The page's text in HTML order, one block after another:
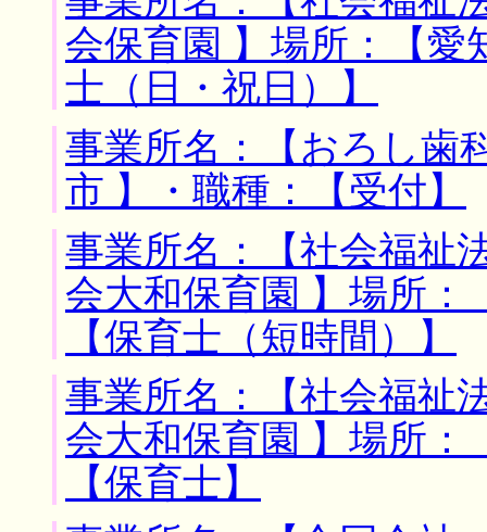
会保育園 】場所：【愛
士（日・祝日）】
事業所名：【おろし歯
市 】・職種：【受付】
事業所名：【社会福
会大和保育園 】場所：
【保育士（短時間）】
事業所名：【社会福
会大和保育園 】場所：
【保育士】